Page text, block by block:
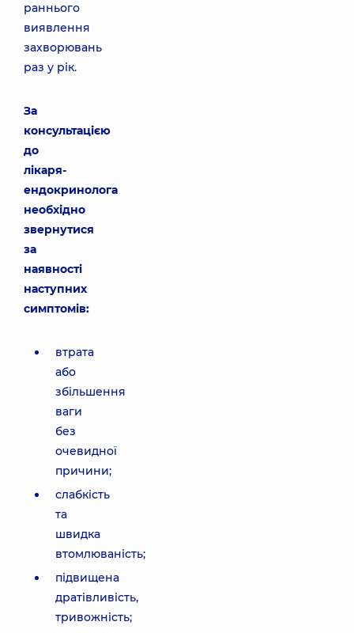
раннього
виявлення
захворювань
раз у рік.
За
консультацією
до
лікаря-
ендокринолога
необхідно
звернутися
за
наявності
наступних
симптомів:
втрата
або
збільшення
ваги
без
очевидної
причини;
слабкість
та
швидка
втомлюваність;
підвищена
дратівливість,
тривожність;